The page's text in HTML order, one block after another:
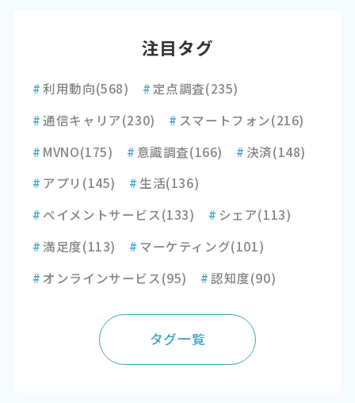
注目タグ
#利用動向(568) # 定点調査(235)
#通信キャリア(230) # スマートフォン(216)
# MVNO(175) # 意識調査(166) # 決済(148)
# アプリ (145) # 生活(136)
# ペイメントサービス(133) # シェア(113)
#満足度(113) # マーケティング(101)
# オンラインサービス(95) #認知度(90)
タグ一覧